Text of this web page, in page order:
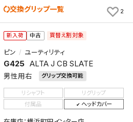
交換グリップ一覧 2
新入荷 中古 買替え割対象
ピン ユーティリティ
G425 ALTA J CB SLATE
男性用右 グリップ交換可能
リシャフト
リグリップ
付属品
ヘッドカバー